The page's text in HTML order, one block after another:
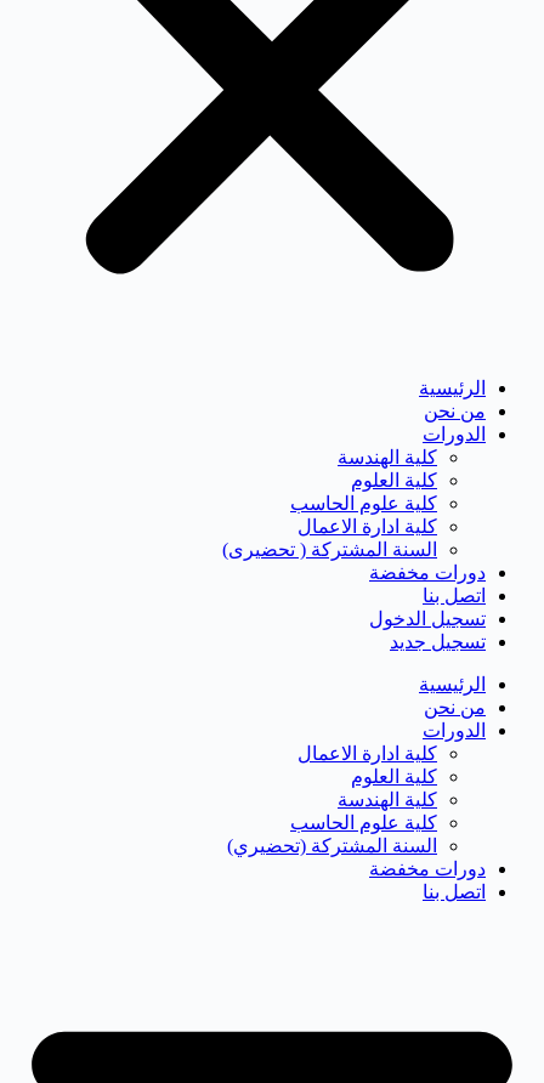
الرئيسية
من نحن
الدورات
كلية الهندسة
كلية العلوم
كلية علوم الحاسب
كلية ادارة الاعمال
السنة المشتركة ( تحضيرى)
دورات مخفضة
اتصل بنا
تسجيل الدخول
تسجيل جديد
الرئيسية
من نحن
الدورات
كلية ادارة الاعمال
كلية العلوم
كلية الهندسة
كلية علوم الحاسب
السنة المشتركة (تحضيري)
دورات مخفضة
اتصل بنا